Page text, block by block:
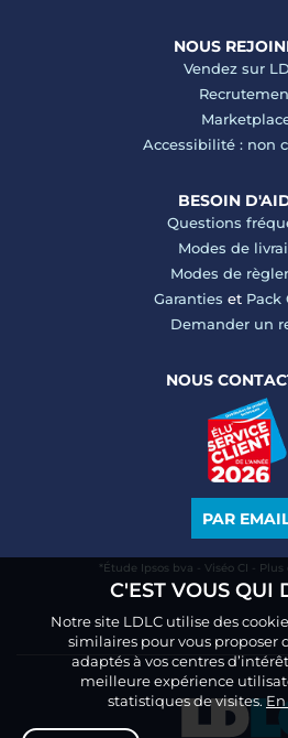
NOUS
Vendez sur
Accessibilité : non
BESOIN
Questions
Modes de
Modes de
Garanties et Pack
Demander un
NOUS
PAR
*Étude Ipsos bva - Viséo CI - Plus
C'EST VOUS QUI
Notre site LDLC utilise des
similaires pour vous proposer
adaptés à vos centres
meilleure expérience
statistiques de visites.